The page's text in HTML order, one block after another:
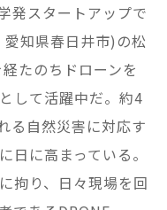
発スタートアップで
知県春日井市)の松
たのちドローンを
して活躍中だ。約4
る自然災害に対応す
日に高まっている。
拘り、日々現場を回